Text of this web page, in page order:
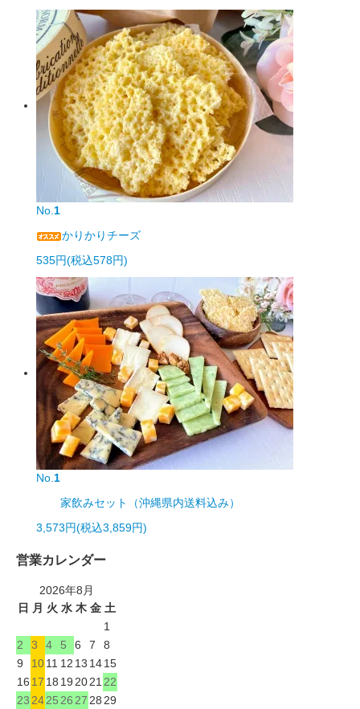
No.1
かりかりチーズ
535円(税込578円)
No.1
家飲みセット（沖縄県内送料込み）
3,573円(税込3,859円)
営業カレンダー
2026年8月
日
月 火 水 木 金 土
1
2
3 4 5 6 7
8
9
10 11 12 13 14 15
16 17 18 19 20 21 22
23 24 25 26 27 28 29